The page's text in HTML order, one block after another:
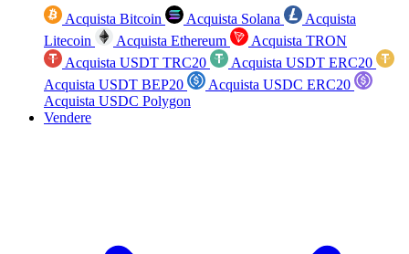
Acquista Bitcoin Acquista Solana
Acquista
Litecoin
Acquista Ethereum
Acquista TRON
Acquista USDT TRC20
Acquista USDT ERC20
Acquista USDT BEP20
Acquista USDC ERC20
Acquista USDC Polygon
Vendere